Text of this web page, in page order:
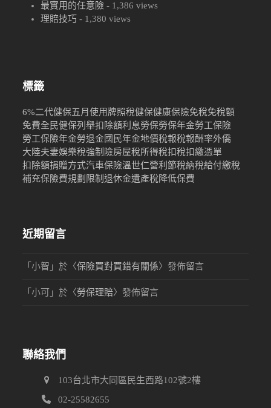
最實用的任意險 - 1,386 views
理賠技巧 - 1,380 views
標籤
6%二代健保五月使用牌照稅健保健康保險免稅免稅額
免費全民健保列舉扣除額利息勞保勞保年金勞工保險
勞工保險年金勞退金國民年金地價稅報稅報酬率外僑
大陸夫妻娛樂稅強制險房屋稅所得稅扣稅扣繳憑單
扣除額捐贈方式汽車保險溫世仁營利節稅納稅給付繳稅
補充保險費規劃限制退休金遺產稅降低保費
近期留言
「小智 」於〈保險買對買錯有關係〉發佈留言
「小可 」於〈勞保理賠〉發佈留言
聯絡我們
103台北市大同區民生西路102號2樓
02-25582655